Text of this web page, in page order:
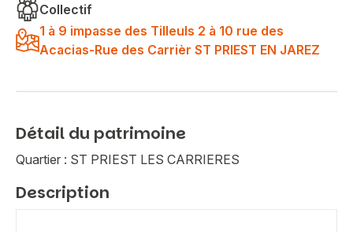
Collectif
1 à 9 impasse des Tilleuls 2 à 10 rue des
Acacias-Rue des Carrièr ST PRIEST EN JAREZ
Détail du patrimoine
Quartier : ST PRIEST LES CARRIERES
Description